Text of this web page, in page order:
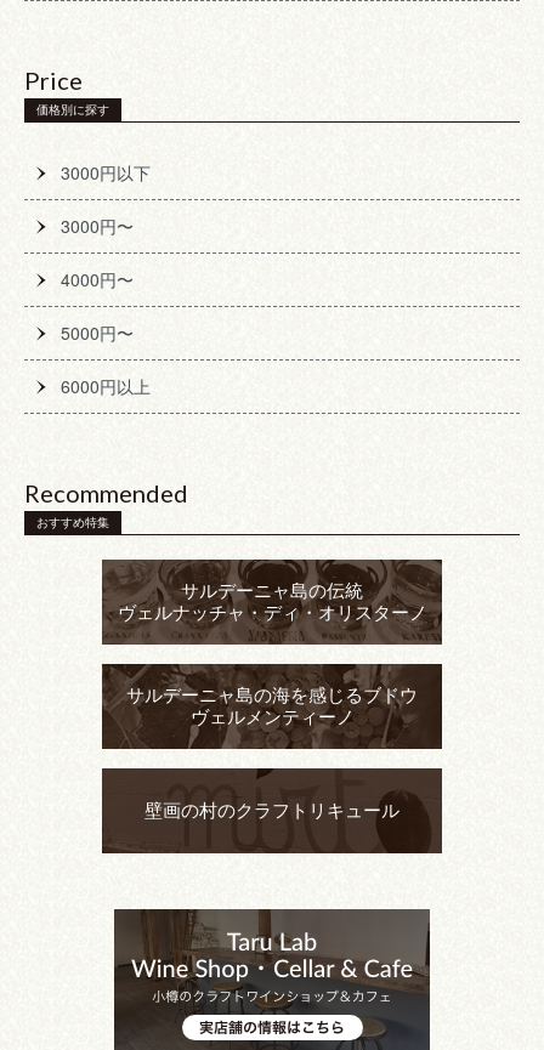
Price
価格別に探す
3000円以下
3000円〜
4000円〜
5000円〜
6000円以上
Recommended
おすすめ特集
サルデーニャ島の伝統
ヴェルナッチャ・ディ・オリスターノ
サルデーニャ島の海を感じるブドウ
ヴェルメンティーノ
壁画の村のクラフトリキュール